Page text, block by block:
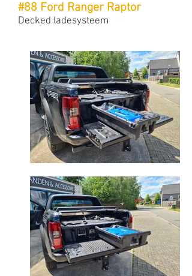
#88 Ford Ranger Raptor
Decked ladesysteem